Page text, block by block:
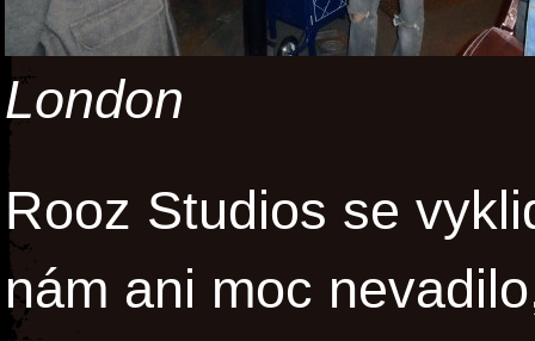
London
Rooz Studios se
nám ani moc